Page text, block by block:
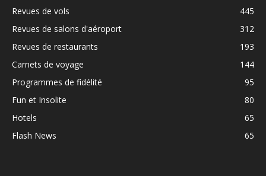
Revues de vols
445
Revues de salons d'aéroport
312
Revues de restaurants
193
Carnets de voyage
144
Programmes de fidélité
95
Fun et Insolite
80
Hotels
65
Flash News
65